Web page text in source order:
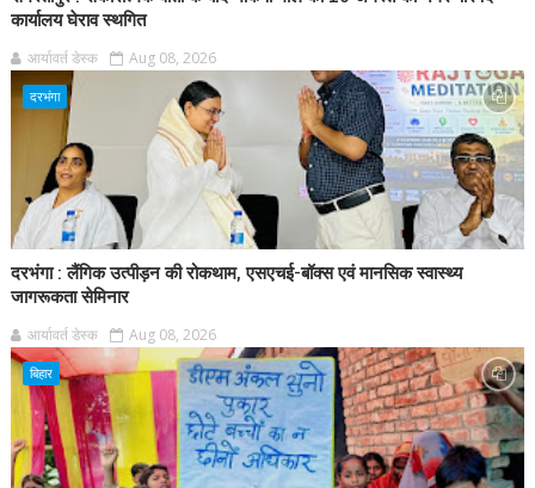
कार्यालय घेराव स्थगित
आर्यावर्त डेस्क Aug 08, 2026
दरभंगा
दरभंगा : लैंगिक उत्पीड़न की रोकथाम, एसएचई-बॉक्स एवं मानसिक स्वास्थ्य
जागरूकता सेमिनार
आर्यावर्त डेस्क Aug 08, 2026
बिहार